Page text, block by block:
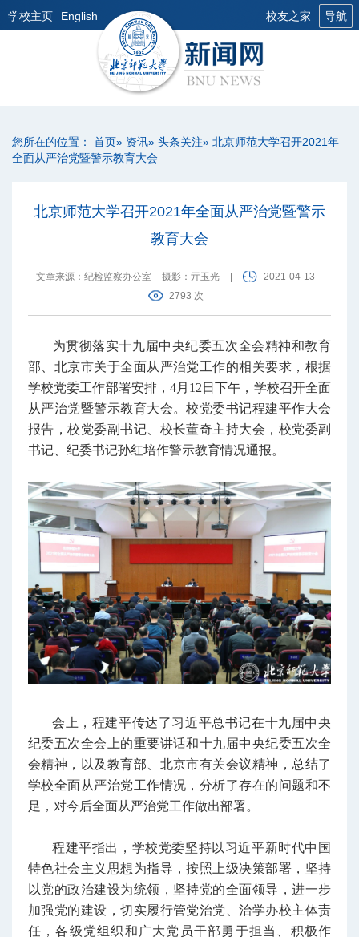
学校主页 English 校友之家 导航
您所在的位置： 首页» 资讯» 头条关注» 北京师范大学召开2021年
全面从严治党暨警示教育大会
北京师范大学召开2021年全面从严治党暨警示
教育大会
文章来源：纪检监察办公室 摄影：亓玉光
2021-04-13
2793 次
为贯彻落实十九届中央纪委五次全会精神和教育
部、北京市关于全面从严治党工作的相关要求，根据
学校党委工作部署安排，4月12日下午，学校召开全面
从严治党暨警示教育大会。校党委书记程建平作大会
报告，校党委副书记、校长董奇主持大会，校党委副
书记、纪委书记孙红培作警示教育情况通报。
会上，程建平传达了习近平总书记在十九届中央
纪委五次全会上的重要讲话和十九届中央纪委五次全
会精神，以及教育部、北京市有关会议精神，总结了
学校全面从严治党工作情况，分析了存在的问题和不
足，对今后全面从严治党工作做出部署。
程建平指出，学校党委坚持以习近平新时代中国
特色社会主义思想为指导，按照上级决策部署，坚持
以党的政治建设为统领，坚持党的全面领导，进一步
加强党的建设，切实履行管党治党、治学办校主体责
任，各级党组织和广大党员干部勇于担当、积极作